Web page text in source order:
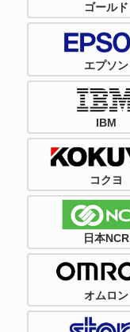
ゴールド
エプソン
IBM
コクヨ
日本NCR
オムロン